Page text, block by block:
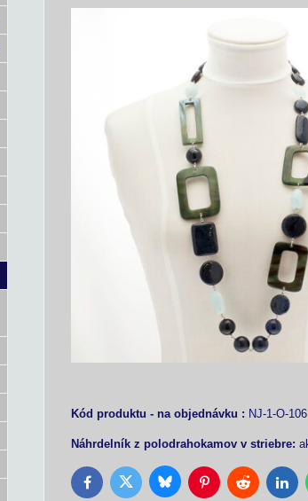
Kód produktu - na objednávku : NJ-1-O-106
Náhrdelník z polodrahokamov v striebre:
FacebookTwitter BlueskyPinterestReddit